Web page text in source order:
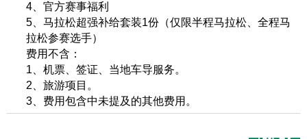
4、官方赛事福利
5、马拉松超强补给套装1份（仅限半程马拉松、全程马
拉松参赛选手）
费用不含：
1、机票、签证、当地车导服务。
2、旅游项目。
3、费用包含中未提及的其他费用。